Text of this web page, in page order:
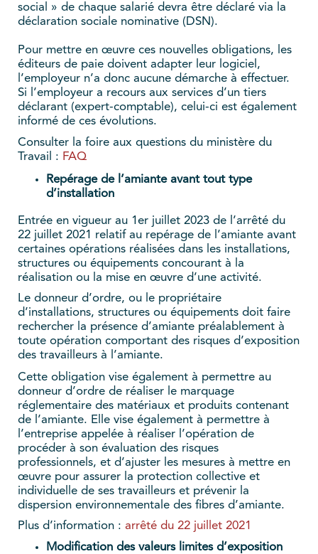
social » de chaque salarié devra être déclaré via la
déclaration sociale nominative (DSN).
Pour mettre en œuvre ces nouvelles obligations, les
éditeurs de paie doivent adapter leur logiciel,
l’employeur n’a donc aucune démarche à effectuer.
Si l’employeur a recours aux services d’un tiers
déclarant (expert-comptable), celui-ci est également
informé de ces évolutions.
Consulter la foire aux questions du ministère du
Travail : FAQ
Repérage de l’amiante avant tout type
d’installation
Entrée en vigueur au 1er juillet 2023 de l’arrêté du
22 juillet 2021 relatif au repérage de l’amiante avant
certaines opérations réalisées dans les installations,
structures ou équipements concourant à la
réalisation ou la mise en œuvre d’une activité.
Le donneur d’ordre, ou le propriétaire
d’installations, structures ou équipements doit faire
rechercher la présence d’amiante préalablement à
toute opération comportant des risques d’exposition
des travailleurs à l’amiante.
Cette obligation vise également à permettre au
donneur d’ordre de réaliser le marquage
réglementaire des matériaux et produits contenant
de l’amiante. Elle vise également à permettre à
l’entreprise appelée à réaliser l’opération de
procéder à son évaluation des risques
professionnels, et d’ajuster les mesures à mettre en
œuvre pour assurer la protection collective et
individuelle de ses travailleurs et prévenir la
dispersion environnementale des fibres d’amiante.
Plus d’information : arrêté du 22 juillet 2021
Modification des valeurs limites d’exposition